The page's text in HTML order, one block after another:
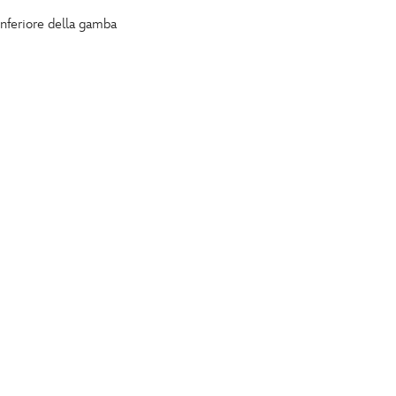
della gamba